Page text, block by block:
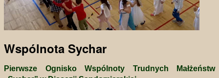
Wspólnota Sychar
Pierwsze Ognisko Wspólnoty Trudnych Małżeństw